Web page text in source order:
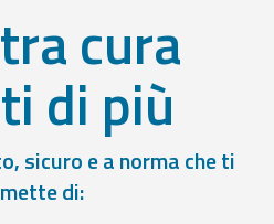
cura
di più
sicuro e a norma che ti
di: